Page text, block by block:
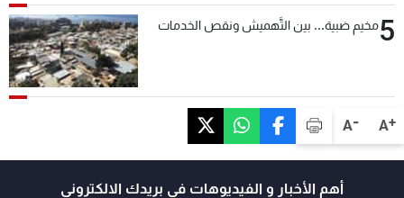
A+
A-
5مخيم ضبية... بين التَّهميش ونقص الخدمات
أهم الأخبار و الفيديوهات في بريدك الالكتروني